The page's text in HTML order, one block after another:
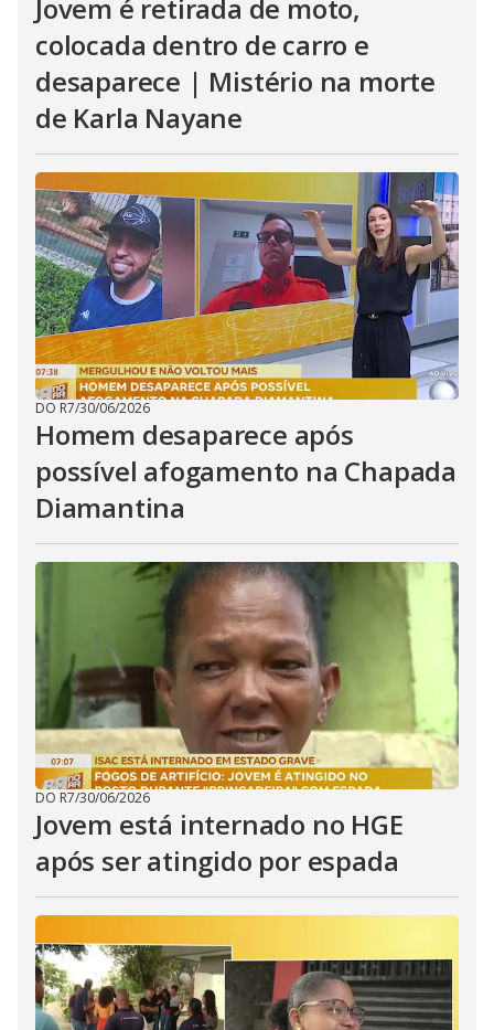
Jovem é retirada de moto,
colocada dentro de carro e
desaparece | Mistério na morte
de Karla Nayane
DO R7/30/06/2026
Homem desaparece após
possível afogamento na Chapada
Diamantina
DO R7/30/06/2026
Jovem está internado no HGE
após ser atingido por espada